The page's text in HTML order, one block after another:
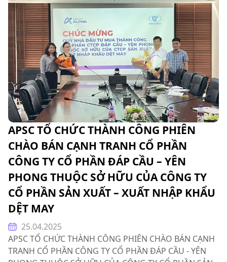
APSC TỔ CHỨC THÀNH CÔNG PHIÊN
CHÀO BÁN CẠNH TRANH CỔ PHẦN
CÔNG TY CỔ PHẦN ĐÁP CẦU – YÊN
PHONG THUỘC SỞ HỮU CỦA CÔNG TY
CỔ PHẦN SẢN XUẤT – XUẤT NHẬP KHẨU
DỆT MAY
25.04.2025
APSC TỔ CHỨC THÀNH CÔNG PHIÊN CHÀO BÁN CẠNH
TRANH CỔ PHẦN CÔNG TY CỔ PHẦN ĐÁP CẦU - YÊN